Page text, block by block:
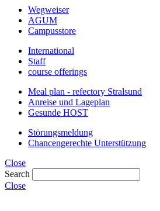
Wegweiser
AGUM
Campusstore
International
Staff
course offerings
Meal plan - refectory Stralsund
Anreise und Lageplan
Gesunde HOST
Störungsmeldung
Chancengerechte Unterstützung
Close
Search
Close